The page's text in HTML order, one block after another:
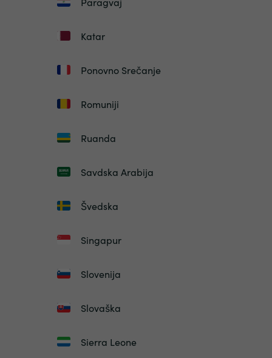
Katar
Ponovno Srečanje
Romuniji
Ruanda
Savdska Arabija
Švedska
Singapur
Slovenija
Slovaška
Sierra Leone